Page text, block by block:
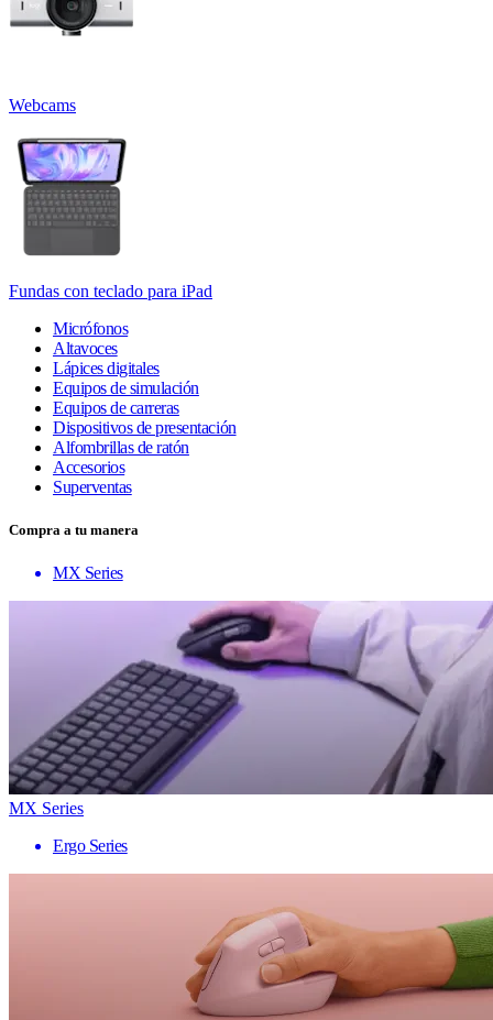
Webcams
Fundas con teclado para iPad
Micrófonos
Altavoces
Lápices digitales
Equipos de simulación
Equipos de carreras
Dispositivos de presentación
Alfombrillas de ratón
Accesorios
Superventas
Compra a tu manera
MX Series
MX Series
Ergo Series